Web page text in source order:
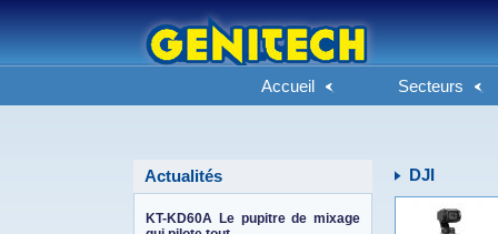
Accueil Secteurs
Actualités
KT-KD60A Le pupitre de mixage
DJI